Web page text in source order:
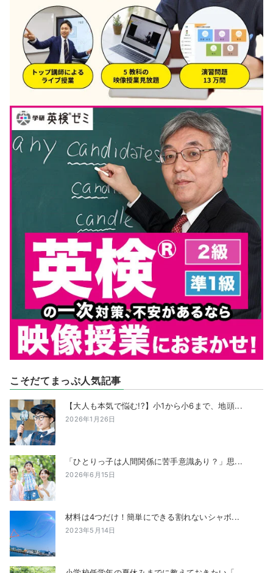
こそだてまっぷ人気記事
【大人も本気で悩む!?】小1から小6まで、地頭...
2026年1月26日
「ひとりっ子は人間関係に苦手意識あり？」思...
2026年6月15日
材料は4つだけ！簡単にできる割れないシャボ...
2023年5月14日